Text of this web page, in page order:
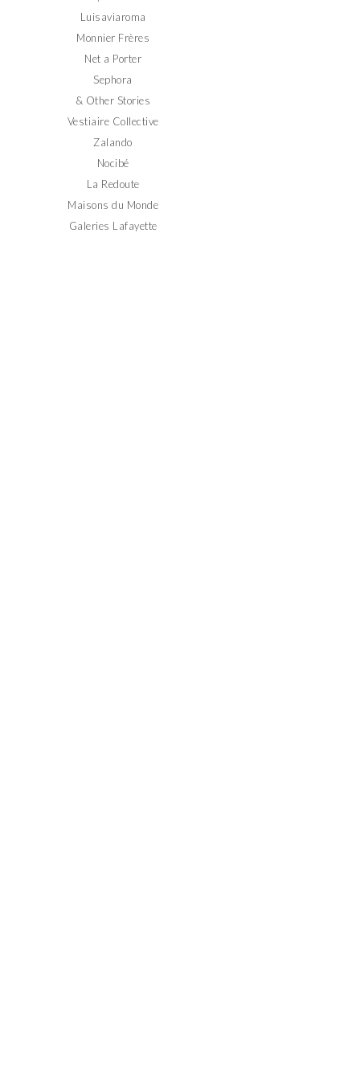
Luisaviaroma
Monnier Frères
Net a Porter
Sephora
& Other Stories
Vestiaire Collective
Zalando
Nocibé
La Redoute
Maisons du Monde
Galeries Lafayette